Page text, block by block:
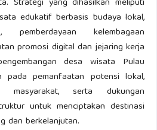
edukatif berbasis budaya lokal,
pemberdayaan kelembagaan
promosi digital dan jejaring kerja
desa wisata Pulau
pada pemanfaatan potensi lokal,
masyarakat, serta dukungan
untuk menciptakan destinasi
dan berkelanjutan.